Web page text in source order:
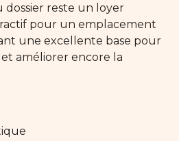
reste un loyer
pour un emplacement
une excellente base pour
améliorer encore la